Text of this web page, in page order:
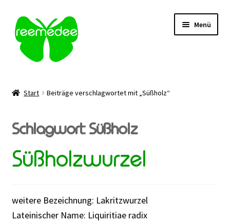
Zur
Navigation
springen
Zum
Inhalt
springen
Menü
Verabreichung
Sale
Kontakt | FAQ
Start Beiträge verschlagwortet mit „Süßholz“
Schlagwort: Süßholz
Süßholzwurzel
weitere Bezeichnung: Lakritzwurzel
Lateinischer Name: Liquiritiae radix